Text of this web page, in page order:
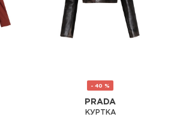
- 40 %
PRADA
КУРТКА